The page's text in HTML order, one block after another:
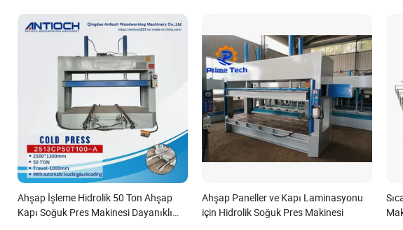
Ahşap İşleme Hidrolik 50 Ton Ahşap
Kapı Soğuk Pres Makinesi Dayanıklı
Ahşap Paneller ve Kapı Laminasyonu
için Hidrolik Soğuk Pres Makinesi